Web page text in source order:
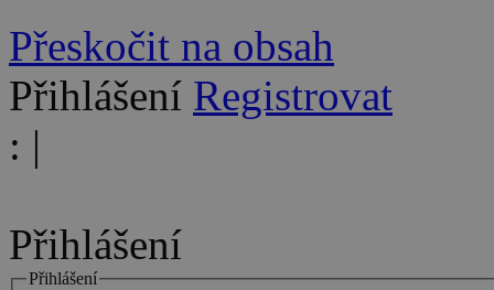
Přeskočit na obsah
Přihlášení Registrovat
: |
Přihlášení
Přihlášení